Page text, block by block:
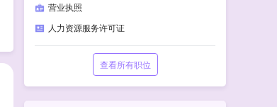
营业执照
人力资源服务许可证
查看所有职位